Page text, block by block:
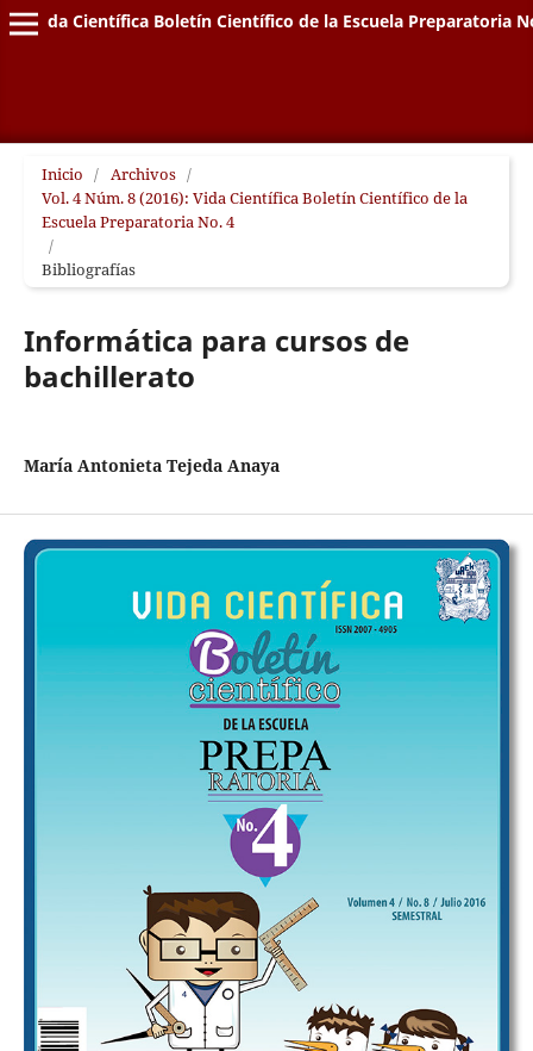
Vida Científica Boletín Científico de la Escuela Preparatoria
Inicio / Archivos /
Vol. 4 Núm. 8 (2016): Vida Científica Boletín Científico de la
Escuela Preparatoria No. 4
/
Bibliografías
Informática para cursos de
bachillerato
María Antonieta Tejeda Anaya